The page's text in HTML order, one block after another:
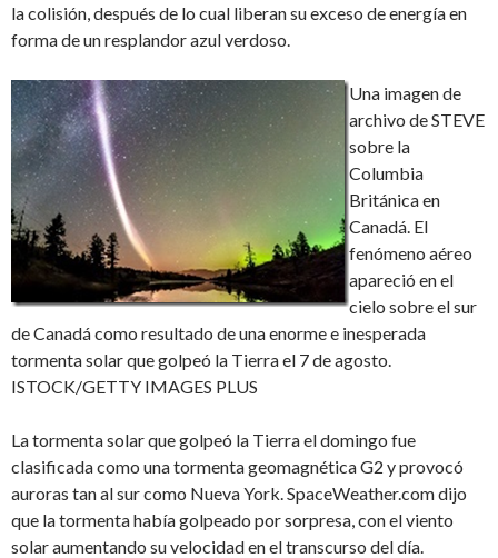
la colisión, después de lo cual liberan su exceso de energía en
forma de un resplandor azul verdoso.
Una imagen de
archivo de STEVE
sobre la
Columbia
Británica en
Canadá. El
fenómeno aéreo
apareció en el
cielo sobre el sur
de Canadá como resultado de una enorme e inesperada
tormenta solar que golpeó la Tierra el 7 de agosto.
ISTOCK/GETTY IMAGES PLUS
La tormenta solar que golpeó la Tierra el domingo fue
clasificada como una tormenta geomagnética G2 y provocó
auroras tan al sur como Nueva York. SpaceWeather.com dijo
que la tormenta había golpeado por sorpresa, con el viento
solar aumentando su velocidad en el transcurso del día.